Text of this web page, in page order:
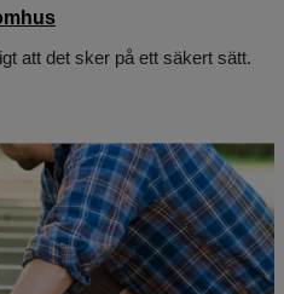
att det sker på ett säkert sätt.